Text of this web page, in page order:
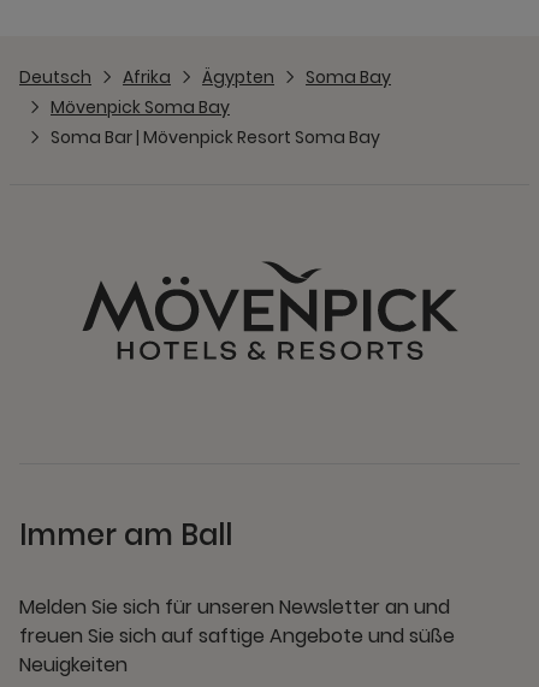
Deutsch Afrika Ägypten
Soma Bay
Mövenpick Soma Bay
Soma Bar | Mövenpick Resort Soma Bay
Immer am Ball
Melden Sie sich für unseren Newsletter an und
freuen Sie sich auf saftige Angebote und süße
Neuigkeiten